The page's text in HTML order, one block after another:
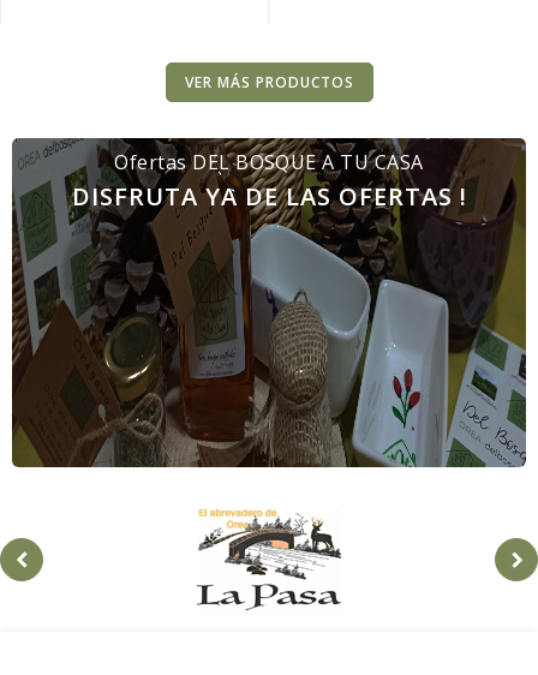
VER MÁS PRODUCTOS
Ofertas DEL BOSQUE A TU CASA
DISFRUTA YA DE LAS OFERTAS !